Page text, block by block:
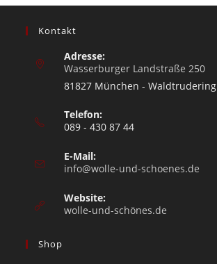
Kontakt
Adresse:
Wasserburger Landstraße 250
81827 München - Waldtrudering
Telefon:
089 - 430 87 44
E-Mail:
info@wolle-und-schoenes.de
Website:
wolle-und-schönes.de
Shop